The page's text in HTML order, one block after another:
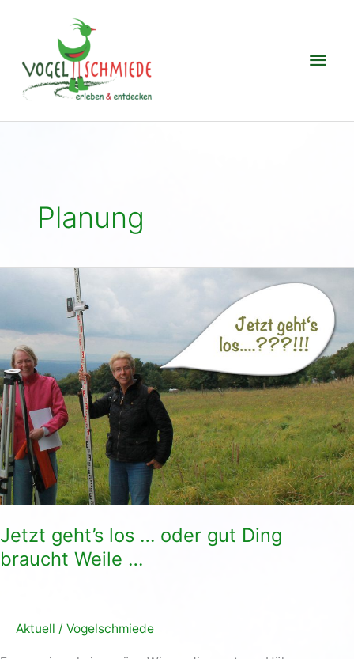
Planung
Jetzt geht’s los … oder gut Ding
braucht Weile …
Aktuell / Vogelschmiede
…
oder
gut
Ding
braucht
Weile
…